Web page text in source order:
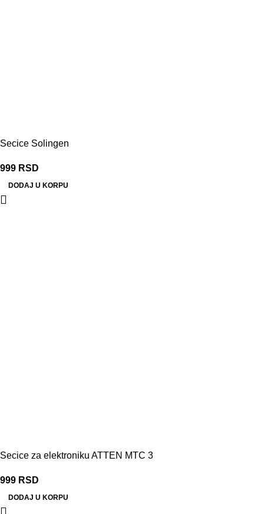
Secice Solingen
999 RSD
DODAJ U KORPU
Secice za elektroniku ATTEN MTC 3
999 RSD
DODAJ U KORPU